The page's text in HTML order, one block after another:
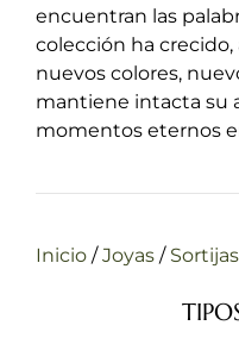
encuentran las
colección ha
nuevos colores,
mantiene intacta su
momentos eternos
Inicio /Joyas /